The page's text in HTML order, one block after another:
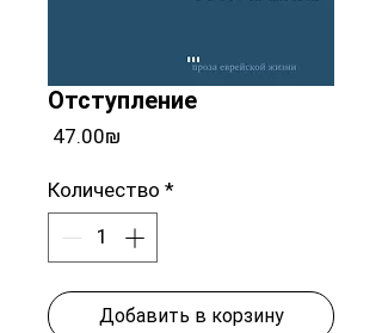
Отступление
‏47.00 ‏₪
Количество *
Добавить в корзину